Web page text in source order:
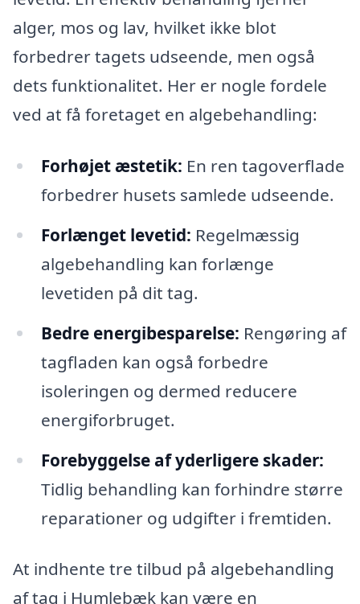
alger, mos og lav, hvilket ikke blot
forbedrer tagets udseende, men også
dets funktionalitet. Her er nogle fordele
ved at få foretaget en algebehandling:
Forhøjet æstetik: En ren tagoverflade
forbedrer husets samlede udseende.
Forlænget levetid: Regelmæssig
algebehandling kan forlænge
levetiden på dit tag.
Bedre energibesparelse: Rengøring af
tagfladen kan også forbedre
isoleringen og dermed reducere
energiforbruget.
Forebyggelse af yderligere skader:
Tidlig behandling kan forhindre større
reparationer og udgifter i fremtiden.
At indhente tre tilbud på algebehandling
af tag i Humlebæk kan være en